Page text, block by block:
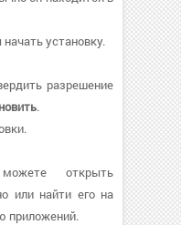
установку.
разрешение
.
открыть
или найти его на
приложений.